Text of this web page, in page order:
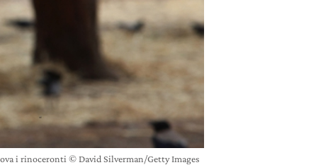
i rinoceronti © David Silverman/Getty Images